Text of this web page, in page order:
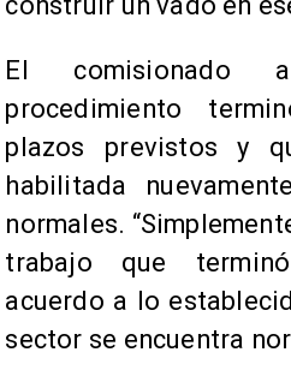
El comisionado
procedimiento
plazos previstos y
habilitada
normales.
trabajo que
acuerdo a lo
sector se encuentra